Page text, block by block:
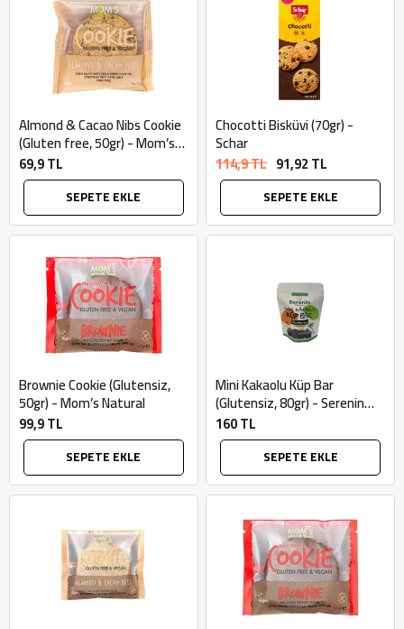
Almond & Cacao Nibs Cookie
(Gluten free, 50gr) - Mom’s
Natural
69,9 TL
SEPETE EKLE
Chocotti Bisküvi (70gr) -
Schar
114,9 TL 91,92 TL
SEPETE EKLE
Brownie Cookie (Glutensiz,
50gr) - Mom’s Natural
99,9 TL
SEPETE EKLE
Mini Kakaolu Küp Bar
(Glutensiz, 80gr) - Serenin
Doğal Dünyası
160 TL
SEPETE EKLE